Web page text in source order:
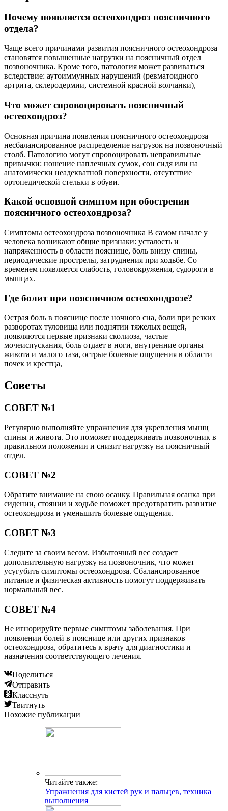
Почему появляется остеохондроз поясничного
отдела?
Чаще всего причинами развития поясничного остеохондроза
становятся повышенные нагрузки на поясничный отдел
позвоночника. Кроме того, патология может развиваться
вследствие: аутоиммунных нарушений (ревматоидного
артрита, склеродермии, системной красной волчанки),
Что может спровоцировать поясничный
остеохондроз?
Основная причина появления поясничного остеохондроза —
несбалансированное распределение нагрузок на позвоночный
столб. Патологию могут спровоцировать неправильные
привычки: ношение наплечных сумок, сон сидя или на
анатомически неадекватной поверхности, отсутствие
ортопедической стельки в обуви.
Какой основной симптом при обострении
поясничного остеохондроза?
Симптомы остеохондроза позвоночника В самом начале у
человека возникают общие признаки: усталость и
напряженность в области пояснице, боль внизу спины,
периодические прострелы, затруднения при ходьбе. Со
временем появляется слабость, головокружения, судороги в
мышцах.
Где болит при поясничном остеохондрозе?
Острая боль в пояснице после ночного сна, боли при резких
разворотах туловища или поднятии тяжелых вещей,
появляются первые признаки сколиоза, частые
мочеиспускания, боль отдает в ноги, внутренние органы
живота и малого таза, острые болевые ощущения в области
почек и крестца,
Советы
СОВЕТ №1
Регулярно выполняйте упражнения для укрепления мышц
спины и живота. Это поможет поддерживать позвоночник в
правильном положении и снизит нагрузку на поясничный
отдел.
СОВЕТ №2
Обратите внимание на свою осанку. Правильная осанка при
сидении, стоянии и ходьбе поможет предотвратить развитие
остеохондроза и уменьшить болевые ощущения.
СОВЕТ №3
Следите за своим весом. Избыточный вес создает
дополнительную нагрузку на позвоночник, что может
усугубить симптомы остеохондроза. Сбалансированное
питание и физическая активность помогут поддерживать
нормальный вес.
СОВЕТ №4
Не игнорируйте первые симптомы заболевания. При
появлении болей в пояснице или других признаков
остеохондроза, обратитесь к врачу для диагностики и
назначения соответствующего лечения.
Поделиться
Отправить
Класснуть
Твитнуть
Похожие публикации
Читайте также:
Упражнения для кистей рук и пальцев, техника
выполнения